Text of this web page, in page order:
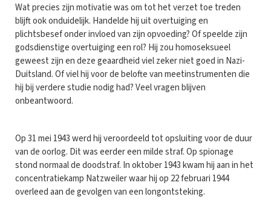
Wat precies zijn motivatie was om tot het verzet toe treden
blijft ook onduidelijk. Handelde hij uit overtuiging en
plichtsbesef onder invloed van zijn opvoeding? Of speelde zijn
godsdienstige overtuiging een rol? Hij zou homoseksueel
geweest zijn en deze geaardheid viel zeker niet goed in Nazi-
Duitsland. Of viel hij voor de belofte van meetinstrumenten die
hij bij verdere studie nodig had? Veel vragen blijven
onbeantwoord.
Op 31 mei 1943 werd hij veroordeeld tot opsluiting voor de duur
van de oorlog. Dit was eerder een milde straf. Op spionage
stond normaal de doodstraf. In oktober 1943 kwam hij aan in het
concentratiekamp Natzweiler waar hij op 22 februari 1944
overleed aan de gevolgen van een longontsteking.